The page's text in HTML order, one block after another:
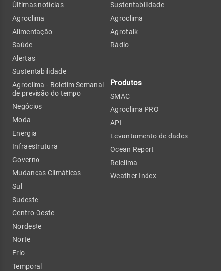
Últimas notícias
Agroclima
Alimentação
Saúde
Alertas
Sustentabilidade
Agroclima - Boletim Semanal
de previsão do tempo
Negócios
Moda
Energia
Infraestrutura
Governo
Mudanças Climáticas
Sul
Sudeste
Centro-Oeste
Nordeste
Norte
Frio
Temporal
Sustentabilidade
Agroclima
Agrotalk
Rádio
Produtos
SMAC
Agroclima PRO
API
Levantamento de dados
Ocean Report
Relclima
Weather Index